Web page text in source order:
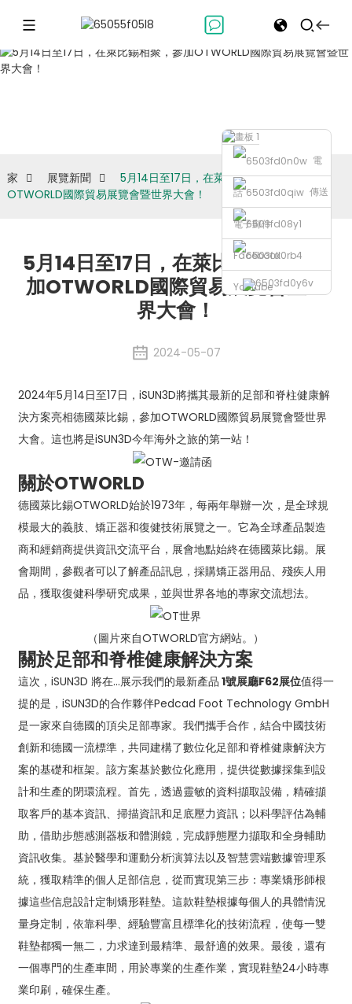
電
話 傳送
電子郵件
Facebook
Youtube
家 展覽新聞
5月14日至17日，在萊比錫相聚，參加
OTWORLD國際貿易展覽會暨世界大會！
5月14日至17日，在萊比錫相聚，參
加OTWORLD國際貿易展覽會暨世
界大會！
2024-05-07
2024年5月14日至17日，iSUN3D將攜其最新的足部和脊柱健康解
決方案亮相德國萊比錫，參加OTWORLD國際貿易展覽會暨世界
大會。這也將是iSUN3D今年海外之旅的第一站！
關於OTWORLD
德國萊比錫OTWORLD始於1973年，每兩年舉辦一次，是全球規
模最大的義肢、矯正器和復健技術展覽之一。它為全球產品製造
商和經銷商提供資訊交流平台，展會地點始終在德國萊比錫。展
會期間，參觀者可以了解產品訊息，採購矯正器用品、殘疾人用
品，獲取復健科學研究成果，並與世界各地的專家交流想法。
（圖片來自OTWORLD官方網站。）
關於足部和脊椎健康解決方案
這次，iSUN3D 將在…展示我們的最新產品 1號展廳F62展位值得一
提的是，iSUN3D的合作夥伴Pedcad Foot Technology GmbH
是一家來自德國的頂尖足部專家。我們攜手合作，結合中國技術
創新和德國一流標準，共同建構了數位化足部和脊椎健康解決方
案的基礎和框架。該方案基於數位化應用，提供從數據採集到設
計和生產的閉環流程。首先，透過靈敏的資料擷取設備，精確擷
取客戶的基本資訊、掃描資訊和足底壓力資訊；以科學評估為輔
助，借助步態感測器板和體測鏡，完成靜態壓力擷取和全身輔助
資訊收集。基於醫學和運動分析演算法以及智慧雲端數據管理系
統，獲取精準的個人足部信息，從而實現第三步：專業矯形師根
據這些信息設計定制矯形鞋墊。這款鞋墊根據每個人的具體情況
量身定制，依靠科學、經驗豐富且標準化的技術流程，使每一雙
鞋墊都獨一無二，力求達到最精準、最舒適的效果。最後，還有
一個專門的生產車間，用於專業的生產作業，實現鞋墊24小時專
業印刷，確保生產。